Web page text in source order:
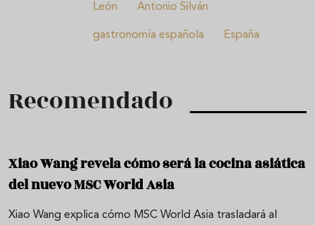
León Antonio Silván
gastronomía española España
Recomendado
Xiao Wang revela cómo será la cocina asiática
del nuevo MSC World Asia
Xiao Wang explica cómo MSC World Asia trasladará al